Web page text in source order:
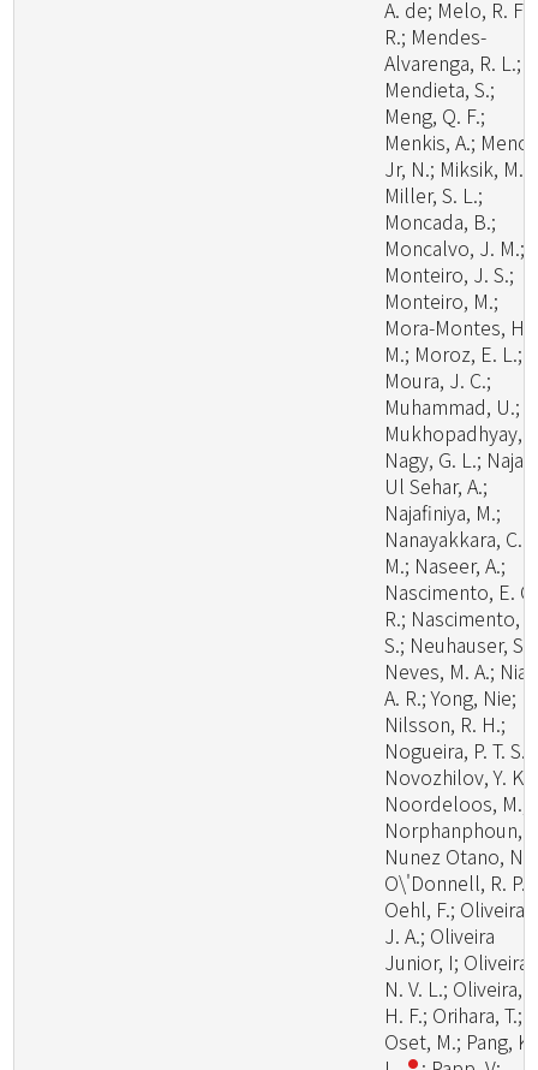
A. de; Melo, R. F.
R.; Mendes-
Alvarenga, R. L.;
Mendieta, S.;
Meng, Q. F.;
Menkis, A.;
Jr, N.; Miksik, M.;
Miller, S. L.;
Moncada, B.;
Moncalvo, J. M.;
Monteiro, J. S.;
Monteiro, M.;
Mora-Montes, H.
M.; Moroz, E. L.;
Moura, J. C.;
Muhammad, U.;
Mukhopadhyay,
Nagy, G. L.;
Ul Sehar, A.;
Najafiniya, M.;
Nanayakkara, C.
M.; Naseer, A.;
Nascimento, E. C.
R.; Nascimento,
S.; Neuhauser, S.;
Neves, M. A.;
A. R.; Yong, Nie;
Nilsson, R. H.;
Nogueira, P. T. S.;
Novozhilov, Y. K.;
Noordeloos, M.;
Norphanphoun,
Nunez Otano, N.;
O\'Donnell, R. P.;
Oehl, F.; Oliveira,
J. A.; Oliveira
Junior, I; Oliveira,
N. V. L.; Oliveira,
H. F.; Orihara, T.;
Oset, M.; Pang, K.